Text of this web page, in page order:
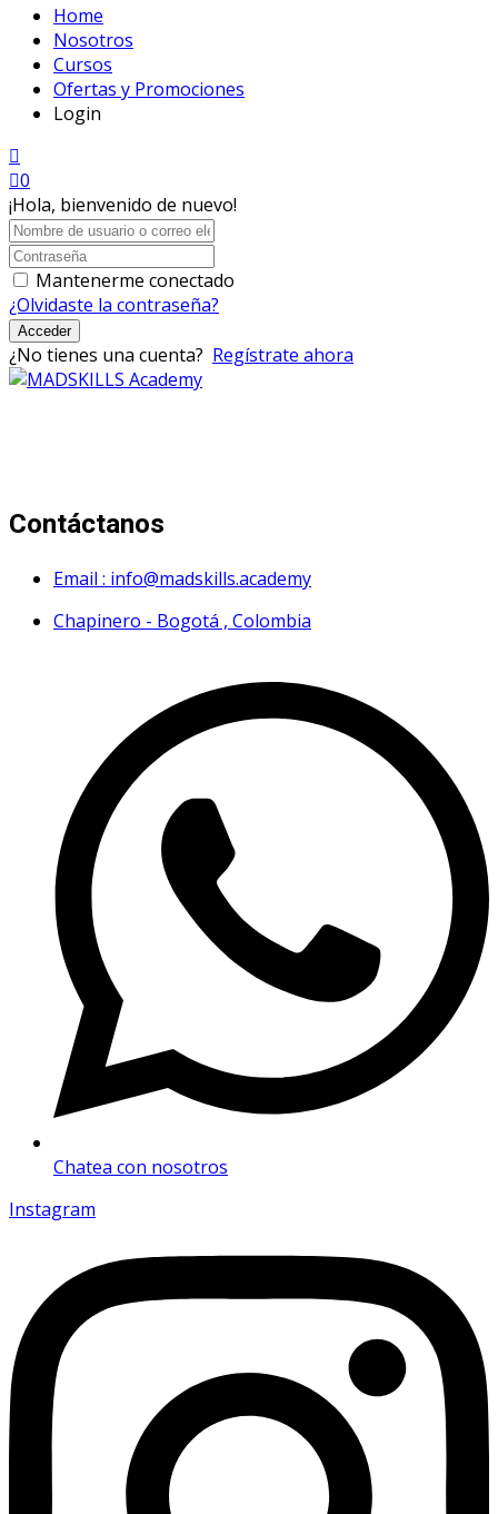
Home
Nosotros
Cursos
Ofertas y Promociones
Login
0
¡Hola, bienvenido de nuevo!
Mantenerme conectado
¿Olvidaste la contraseña?
Acceder
¿No tienes una cuenta? Regístrate ahora
Contáctanos
Email : info@madskills.academy
Chapinero - Bogotá , Colombia
Chatea con nosotros
Instagram